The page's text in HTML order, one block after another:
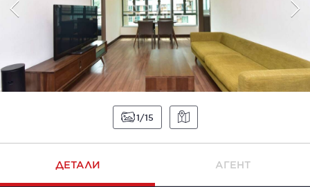
1 15
ДЕТАЛИ АГЕНТ